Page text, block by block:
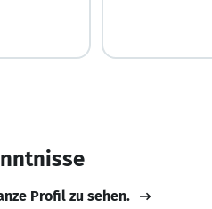
Profil zu sehen.